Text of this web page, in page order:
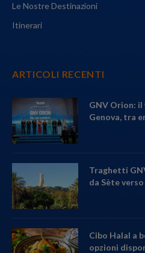
Le Nostre Destinazioni
Itinerari
ARTICOLI RECENTI
GNV Orion:
Genova, tra
Traghetti
da Sète
Cibo Halal a
opzioni